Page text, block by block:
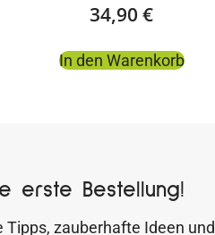
34,90 €
In den Warenkorb
erste Bestellung!
zauberhafte Ideen und